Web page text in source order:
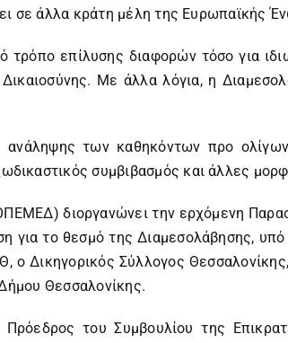
σε άλλα κράτη μέλη της Ευρωπαϊκής
επίλυσης διαφορών τόσο για
Με άλλα λόγια, η
ανάληψης των καθηκόντων προ
συμβιβασμός και άλλες
διοργανώνει την ερχόμενη
το θεσμό της Διαμεσολάβησης, υπό
Δικηγορικός Σύλλογος
Θεσσαλονίκης.
του Συμβουλίου της